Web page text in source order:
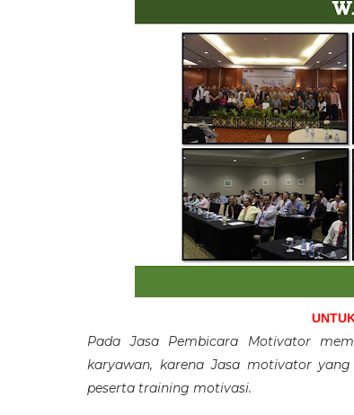
Pada Jasa Pembicara Motivator
karyawan, karena Jasa motivator
peserta training motivasi.